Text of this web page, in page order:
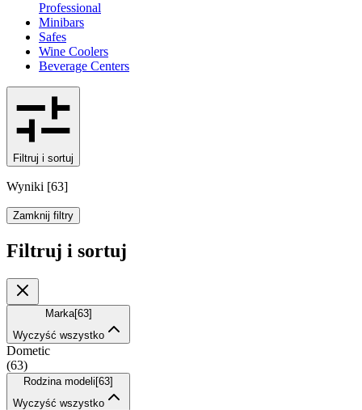
Professional
Minibars
Safes
Wine Coolers
Beverage Centers
Filtruj i sortuj
Wyniki [63]
Zamknij filtry
Filtruj i sortuj
Marka[63]
Wyczyść wszystko
Dometic
(63)
Rodzina modeli [63]
Wyczyść wszystko